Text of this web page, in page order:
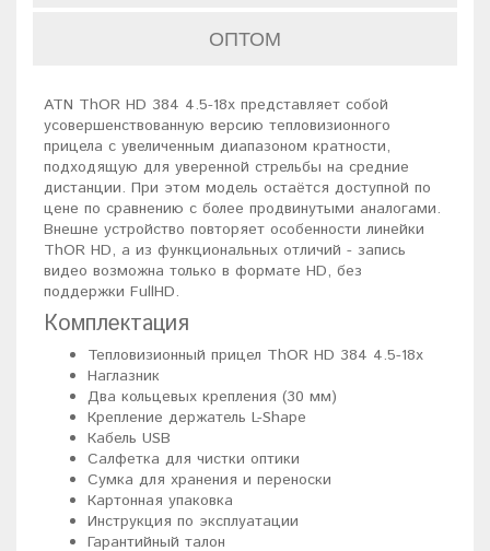
ОПТОМ
ATN ThOR HD 384 4.5-18x представляет собой
усовершенствованную версию тепловизионного
прицела с увеличенным диапазоном кратности,
подходящую для уверенной стрельбы на средние
дистанции. При этом модель остаётся доступной по
цене по сравнению с более продвинутыми аналогами.
Внешне устройство повторяет особенности линейки
ThOR HD, а из функциональных отличий - запись
видео возможна только в формате HD, без
поддержки FullHD.
Комплектация
Тепловизионный прицел ThOR HD 384 4.5-18x
Наглазник
Два кольцевых крепления (30 мм)
Крепление держатель L-Shape
Кабель USB
Салфетка для чистки оптики
Сумка для хранения и переноски
Картонная упаковка
Инструкция по эксплуатации
Гарантийный талон